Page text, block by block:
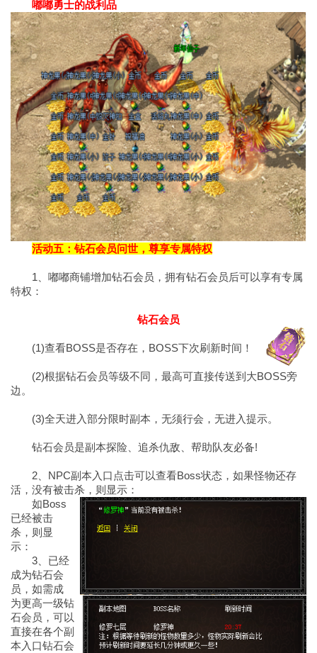
嘟嘟勇士的战利品
活动五：钻石会员问世，尊享专属特权
1、嘟嘟商铺增加钻石会员，拥有钻石会员后可以享有专属
特权：
钻石会员
(1)查看BOSS是否存在，BOSS下次刷新时间！
(2)根据钻石会员等级不同，最高可直接传送到大BOSS旁
边。
(3)全天进入部分限时副本，无须行会，无进入提示。
钻石会员是副本探险、追杀仇敌、帮助队友必备!
2、NPC副本入口点击可以查看Boss状态，如果怪物还存
活，没有被击杀，则显示：
如Boss
已经被击
杀，则显
示：
3、已经
成为钻石会
员，如需成
为更高一级钻
石会员，可以
直接在各个副
本入口钻石会